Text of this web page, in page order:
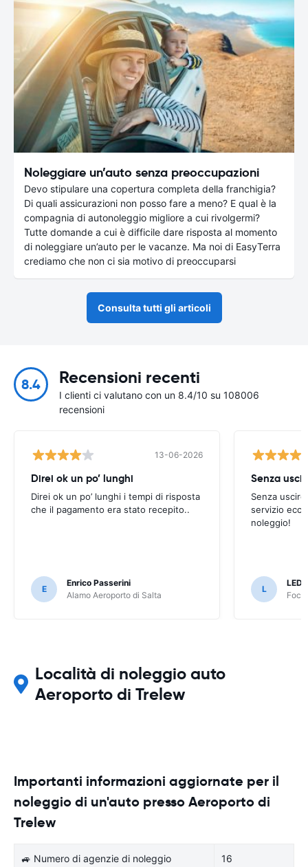
Noleggiare un’auto senza preoccupazioni
Devo stipulare una copertura completa della franchigia?
Di quali assicurazioni non posso fare a meno? E qual è la
compagnia di autonoleggio migliore a cui rivolgermi?
Tutte domande a cui è difficile dare risposta al momento
di noleggiare un’auto per le vacanze. Ma noi di EasyTerra
crediamo che non ci sia motivo di preoccuparsi
Consulta tutti gli articoli
8.4 Recensioni recenti
I clienti ci valutano con un 8.4/10 su 108006
recensioni
13-06-2026
Direi ok un po’ lunghi
Direi ok un po’ lunghi i tempi di risposta
che il pagamento era stato recepito..
E
Enrico Passerini
Alamo Aeroporto di Salta
Senza
Senza
servizio
noleggio!
L
LEDA
Località di noleggio auto
Aeroporto di Trelew
Importanti informazioni aggiornate per il
noleggio di un'auto presso Aeroporto di
Trelew
🚙 Numero di agenzie di noleggio 16